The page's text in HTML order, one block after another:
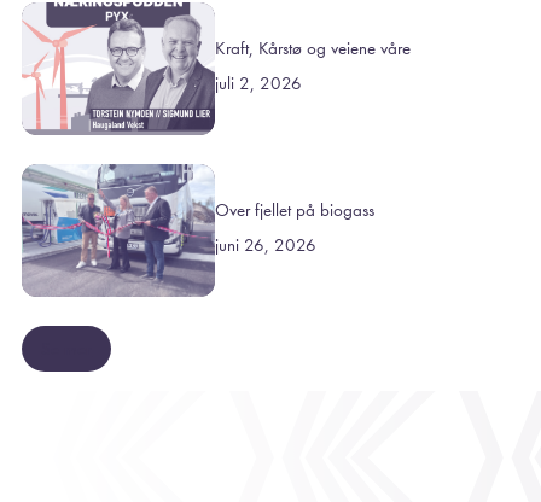
Kraft, Kårstø og veiene våre
juli 2, 2026
Over fjellet på biogass
juni 26, 2026